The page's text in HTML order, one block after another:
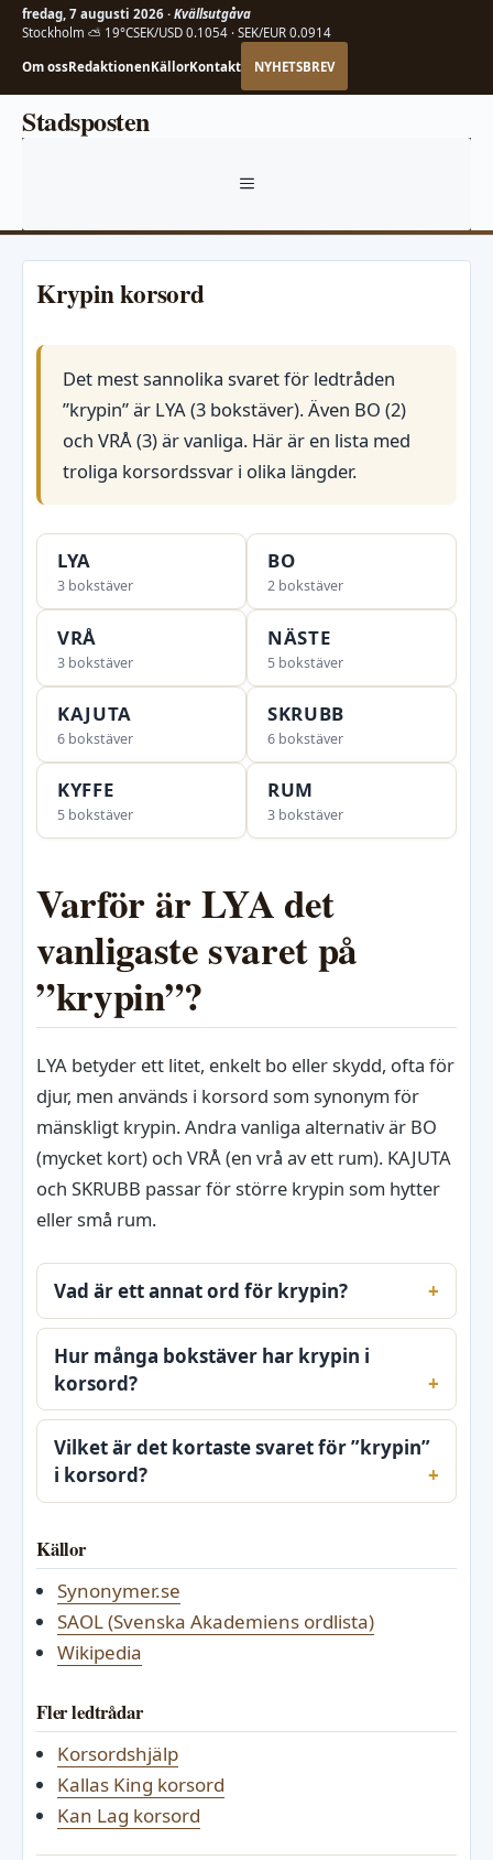
fredag, 7 augusti 2026 · Kvällsutgåva
Stockholm ⛅ 19°CSEK/USD 0.1054 · SEK/EUR 0.0914
Om ossRedaktionenKällorKontakt NYHETSBREV
HoppaStadsposten
MENY
Krypin korsord
Det mest sannolika svaret för ledtråden
”krypin” är LYA (3 bokstäver). Även BO (2)
och VRÅ (3) är vanliga. Här är en lista med
troliga korsordssvar i olika längder.
LYA
3 bokstäver
BO
2 bokstäver
VRÅ
3 bokstäver
NÄSTE
5 bokstäver
KAJUTA
6 bokstäver
SKRUBB
6 bokstäver
KYFFE
5 bokstäver
RUM
3 bokstäver
Varför är LYA det
vanligaste svaret på
”krypin”?
LYA betyder ett litet, enkelt bo eller skydd, ofta för
djur, men används i korsord som synonym för
mänskligt krypin. Andra vanliga alternativ är BO
(mycket kort) och VRÅ (en vrå av ett rum). KAJUTA
och SKRUBB passar för större krypin som hytter
eller små rum.
Vad är ett annat ord för krypin?
Hur många bokstäver har krypin i
korsord?
Vilket är det kortaste svaret för ”krypin”
i korsord?
Källor
Synonymer.se
SAOL (Svenska Akademiens ordlista)
Wikipedia
Fler ledtrådar
Korsordshjälp
Kallas King korsord
Kan Lag korsord